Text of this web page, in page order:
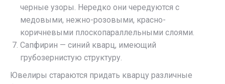
черные узоры. Нередко они чередуются с
медовыми, нежно-розовыми, красно-
коричневыми плоскопараллельными слоями.
Сапфирин — синий кварц, имеющий
грубозернистую структуру.
Ювелиры стараются придать кварцу различные